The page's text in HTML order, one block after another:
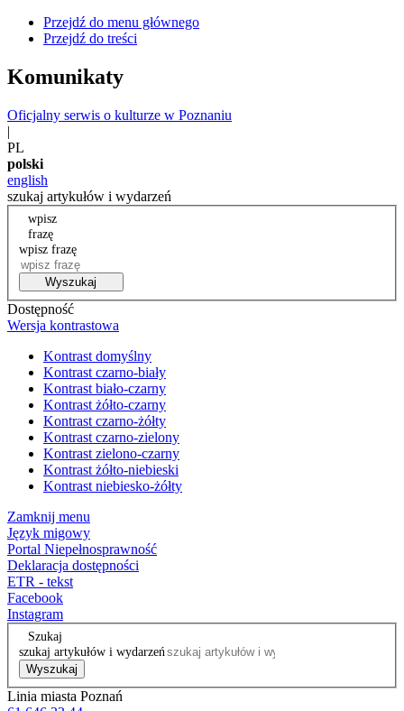
Przejdź do menu głównego
Przejdź do treści
Komunikaty
Oficjalny serwis o kulturze w Poznaniu
|
PL
polski
english
szukaj artykułów i wydarzeń
wpisz
frazę
wpisz frazę
Wyszukaj
Dostępność
Wersja kontrastowa
Kontrast domyślny
Kontrast czarno-biały
Kontrast biało-czarny
Kontrast żółto-czarny
Kontrast czarno-żółty
Kontrast czarno-zielony
Kontrast zielono-czarny
Kontrast żółto-niebieski
Kontrast niebiesko-żółty
Zamknij menu
Język migowy
Portal Niepełnosprawność
Deklaracja dostępności
ETR - tekst
Facebook
Instagram
Szukaj
szukaj artykułów i wydarzeń
Wyszukaj
Linia miasta Poznań